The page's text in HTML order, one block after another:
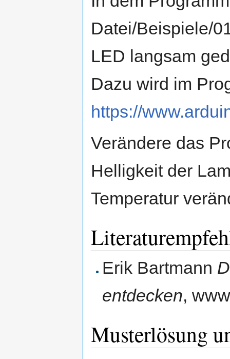
Datei/Beispiele/
LED langsam
Dazu wird im
https://
Verändere das
Helligkeit der
Temperatur
Erik Bartmann
entdecken,
Musterlösung